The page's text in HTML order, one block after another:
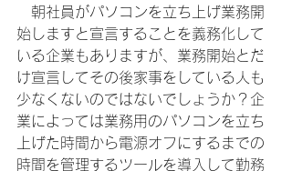
朝社員がパソコンを立ち上げ業務開
始しますと宣言することを義務化して
いる企業もありますが、業務開始とだ
け宣言してその後家事をしている人も
少なくないのではないでしょうか？企
業によっては業務用のパソコンを立ち
上げた時間から電源オフにするまでの
時間を管理するツールを導入して勤務